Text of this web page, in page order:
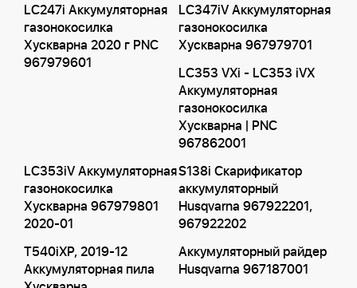
LC247i Аккумуляторная
газонокосилка
Хускварна 2020 г PNC
967979601
LC347iV Аккумуляторная
газонокосилка
Хускварна 967979701
LC353 VXi - LC353 iVX
Аккумуляторная
газонокосилка
Хускварна | PNC
967862001
LC353iV Аккумуляторная
газонокосилка
Хускварна 967979801
2020-01
S138i Скарификатор
аккумуляторный
Husqvarna 967922201,
967922202
T540iXP, 2019-12
Аккумуляторная пила
Аккумуляторный райдер
Husqvarna 967187001